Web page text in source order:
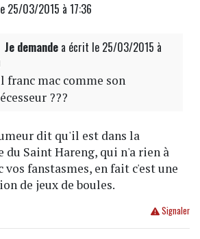
25/03/2015 à 17:36
Je demandea écrit le 25/03/2015 à
franc mac comme son
???
dit qu'il est dans la
du Saint Hareng, qui n'a rien à
vos fanstasmes, en fait c'est une
de jeux de boules.
Signaler